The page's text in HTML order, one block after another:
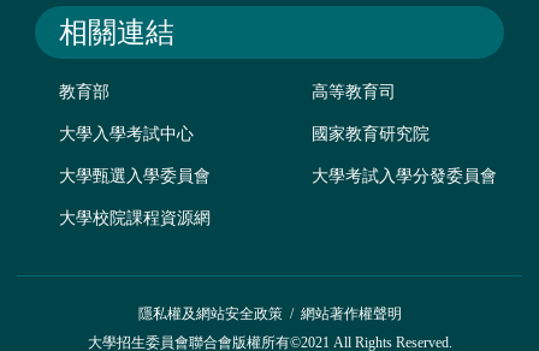
相關連結
教育部 高等教育司
大學入學考試中心 國家教育研究院
大學甄選入學委員會 大學考試入學分發委員會
大學校院課程資源網
隱私權及網站安全政策/ 網站著作權聲明
大學招生委員會聯合會版權所有©2021 All Rights Reserved.